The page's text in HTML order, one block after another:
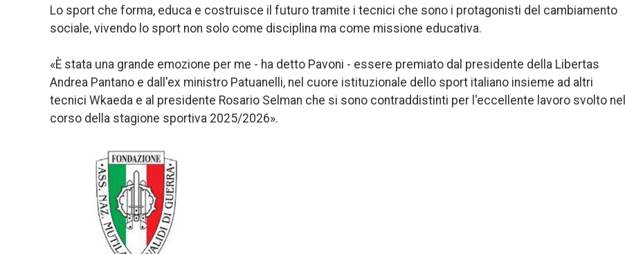
Lo sport che forma, educa e costruisce il futuro tramite i tecnici che sono i protagonisti del cambiamento
sociale, vivendo lo sport non solo come disciplina ma come missione educativa.
«È stata una grande emozione per me - ha detto Pavoni - essere premiato dal presidente della Libertas
Andrea Pantano e dall'ex ministro Patuanelli, nel cuore istituzionale dello sport italiano insieme ad altri
tecnici Wkaeda e al presidente Rosario Selman che si sono contraddistinti per l'eccellente lavoro svolto nel
corso della stagione sportiva 2025/2026».